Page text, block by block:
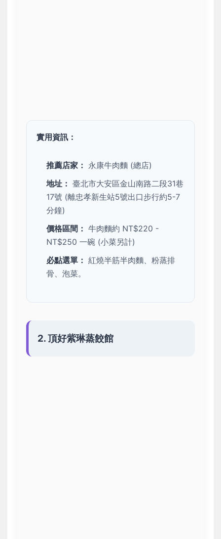
實用資訊：
推薦店家： 永康牛肉麵 (總店)
地址： 臺北市大安區金山南路二段31巷
17號 (離忠孝新生站5號出口步行約5-7
分鐘)
價格區間： 牛肉麵約 NT$220 -
NT$250 一碗 (小菜另計)
必點選單： 紅燒半筋半肉麵、粉蒸排
骨、泡菜。
2. 頂好紫琳蒸餃館